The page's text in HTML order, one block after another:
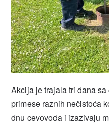
Akcija je trajala tri dana
primese raznih nečistoća
dnu cevovoda i izazivaju